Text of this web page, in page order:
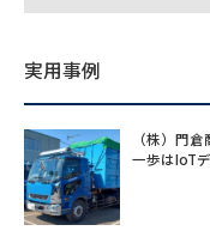
実用事例
（株）門
一歩はIoT